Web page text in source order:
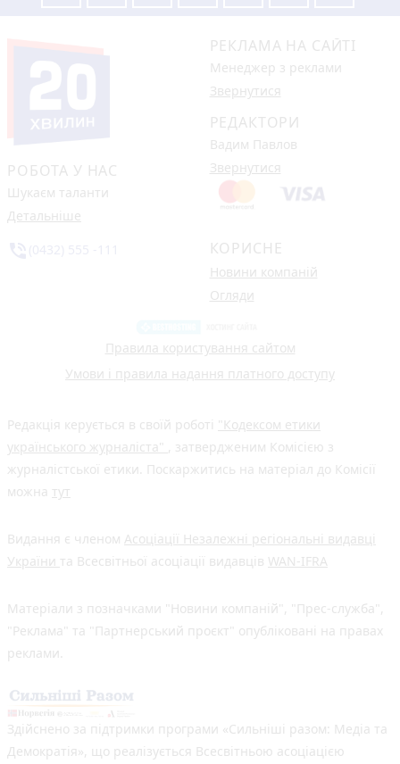
РОБОТА У НАС
Шукаєм таланти
Детальніше
РЕКЛАМА НА САЙТІ
Менеджер з реклами
Звернутися
РЕДАКТОРИ
Вадим Павлов
Звернутися
КОРИСНЕ
Новини компаній
Огляди
Правила користування сайтом
Умови і правила надання платного доступу
Редакція керується в своїй роботі "Кодексом етики
українського журналіста" , затвердженим Комісією з
журналістської етики. Поскаржитись на матеріал до Комісії
можна тут
Видання є членом Асоціації Незалежні регіональні видавці
України та Всесвітньої асоціації видавців WAN-IFRA
Матеріали з позначками "Новини компаній", "Прес-служба",
"Реклама" та "Партнерський проєкт" опубліковані на правах
реклами.
Здійснено за підтримки програми «Сильніші разом: Медіа та
Демократія», що реалізується Всесвітньою асоціацією